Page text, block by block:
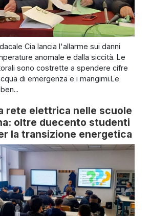
Cia lancia l'allarme sui danni
anomale e dalla siccità. Le
sono costrette a spendere cifre
di emergenza e i mangimi.Le
rete elettrica nelle scuole
oltre duecento studenti
la transizione energetica